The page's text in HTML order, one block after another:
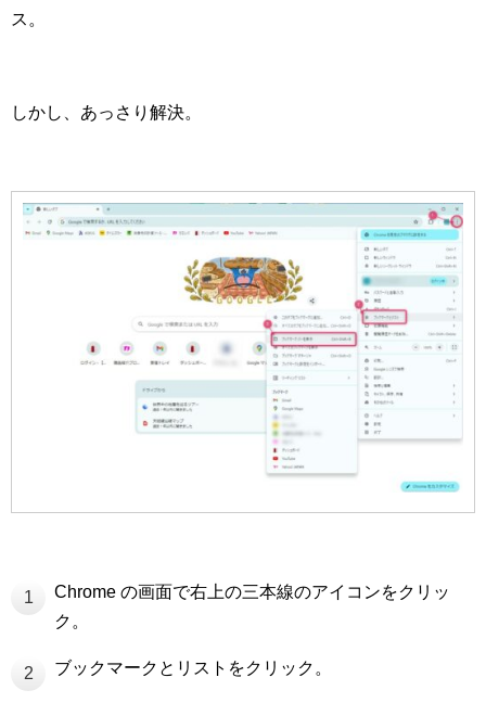
ス。
しかし、あっさり解決。
1
Chrome の画面で右上の三本線のアイコンをクリッ
ク。
2 ブックマークとリストをクリック。